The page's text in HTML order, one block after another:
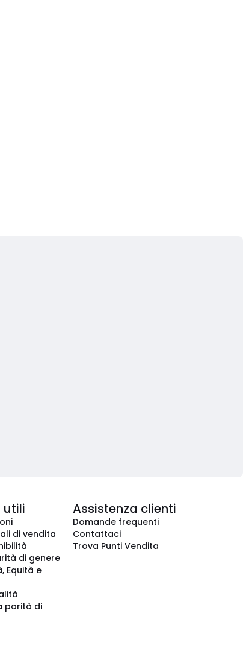
utili
di vendita
di genere
Equità e
parità di
Assistenza clienti
Domande frequenti
Contattaci
Trova Punti Vendita